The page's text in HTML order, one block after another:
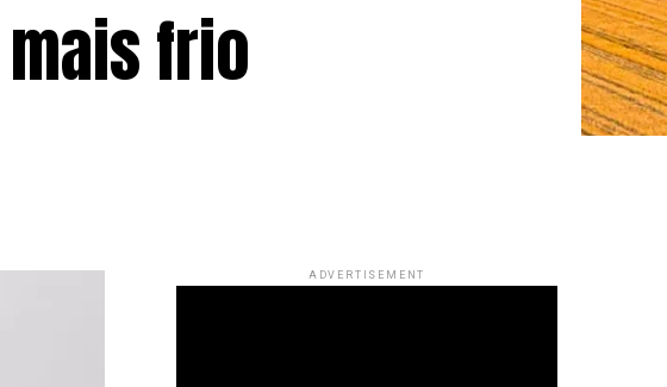
mais frio
ADVERTISEMENT